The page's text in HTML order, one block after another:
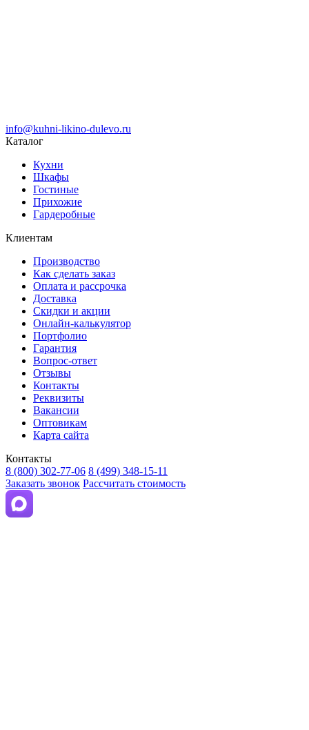
info@kuhni-likino-dulevo.ru
Каталог
Кухни
Шкафы
Гостиные
Прихожие
Гардеробные
Клиентам
Производство
Как сделать заказ
Оплата и рассрочка
Доставка
Скидки и акции
Онлайн-калькулятор
Портфолио
Гарантия
Вопрос-ответ
Отзывы
Контакты
Реквизиты
Вакансии
Оптовикам
Карта сайта
Контакты
8 (800) 302-77-06 8 (499) 348-15-11
Заказать звонок Рассчитать стоимость